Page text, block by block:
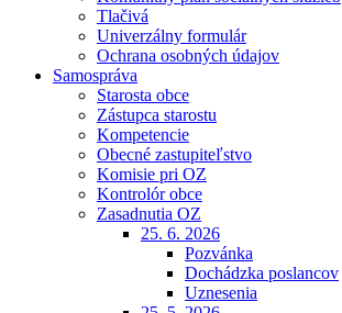
Tlačivá
Univerzálny formulár
Ochrana osobných údajov
Samospráva
Starosta obce
Zástupca starostu
Kompetencie
Obecné zastupiteľstvo
Komisie pri OZ
Kontrolór obce
Zasadnutia OZ
25. 6. 2026
Pozvánka
Dochádzka poslancov
Uznesenia